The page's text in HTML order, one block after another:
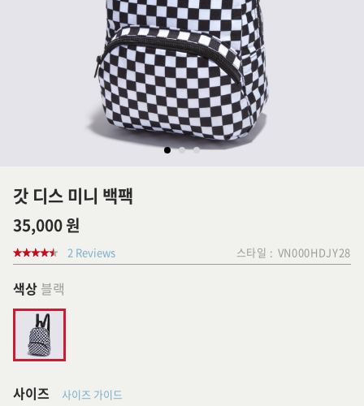
갓 디스 미니 백팩
35,000 원
2 Reviews 스타일 : VN000HDJY28
색상 블랙
사이즈 사이즈 가이드